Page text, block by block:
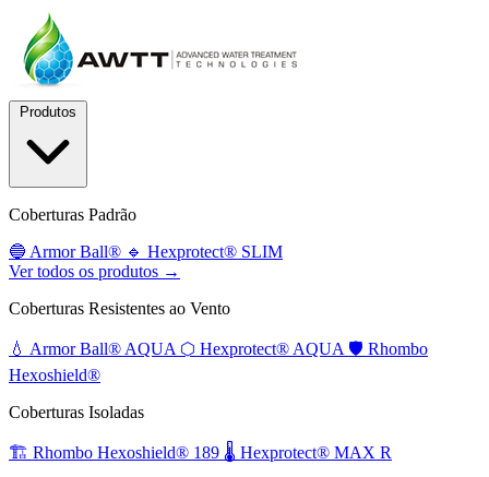
Coberturas Padrão
🔵 Armor Ball® 🔹 Hexprotect® SLIM
Ver todos os produtos →
Coberturas Resistentes ao Vento
💧 Armor Ball® AQUA ⬡ Hexprotect® AQUA 🛡️ Rhombo
Hexoshield®
Coberturas Isoladas
🏗️ Rhombo Hexoshield® 189 🌡️ Hexprotect® MAX R